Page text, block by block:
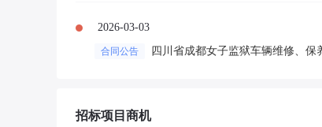
2026-03-03
合同公告 四川省成都女子监狱车辆维修、保
招标项目商机